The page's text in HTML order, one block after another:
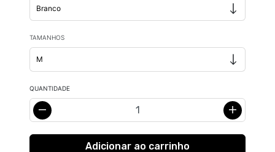
TAMANHOS
QUANTIDADE